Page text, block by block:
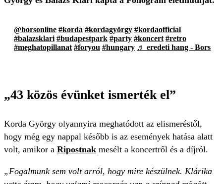
@borsonline #korda #kordagyörgy #kordaofficial
#balazsklari #budapestpark #party #koncert #retro
#meghatopillanat #foryou #hungary ♬ eredeti hang - Bors
„43 közös évünket ismerték el”
Korda György olyannyira meghatódott az elismeréstől,
hogy még egy nappal később is az események hatása alatt
volt, amikor a Ripostnak mesélt a koncertről és a díjról.
„Fogalmunk sem volt arról, hogy mire készülnek. Klárika